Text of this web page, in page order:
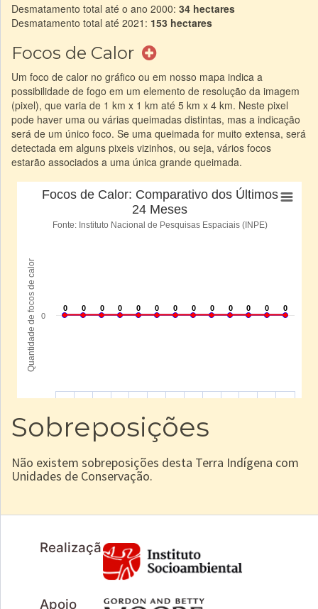
Desmatamento total até o ano 2000: 34 hectares
Desmatamento total até 2021: 153 hectares
Focos de Calor
Um foco de calor no gráfico ou em nosso mapa indica a
possibilidade de fogo em um elemento de resolução da imagem
(pixel), que varia de 1 km x 1 km até 5 km x 4 km. Neste pixel
pode haver uma ou várias queimadas distintas, mas a indicação
será de um único foco. Se uma queimada for muito extensa, será
detectada em alguns pixeis vizinhos, ou seja, vários focos
estarão associados a uma única grande queimada.
Sobreposições
Não existem sobreposições desta Terra Indígena com
Unidades de Conservação.